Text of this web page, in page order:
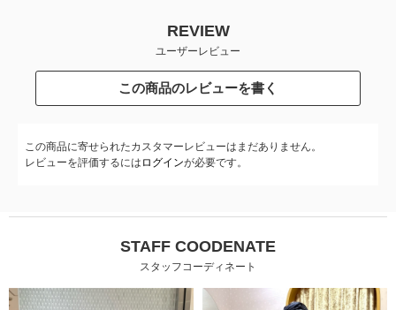
REVIEW
ユーザーレビュー
この商品のレビューを書く
この商品に寄せられたカスタマーレビューはまだありません。
レビューを評価するには ログインが必要です。
STAFF COODENATE
スタッフコーディネート